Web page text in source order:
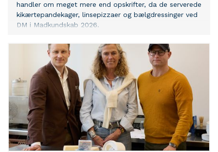
handler om meget mere end opskrifter, da de serverede
kikærtepandekager, linsepizzaer og bælgdressinger ved
DM i Madkundskab 2026.